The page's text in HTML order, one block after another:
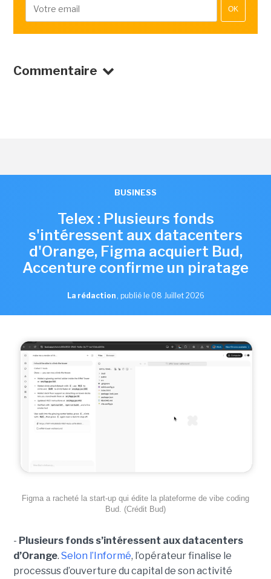
OK
Commentaire
BUSINESS
Telex : Plusieurs fonds
s'intéressent aux datacenters
d'Orange, Figma acquiert Bud,
Accenture confirme un piratage
La rédaction , publié le 08 Juillet 2026
Figma a racheté la start-up qui édite la plateforme de vibe coding
Bud. (Crédit Bud)
- Plusieurs fonds s’intéressent aux datacenters
d’Orange. Selon l’Informé, l’opérateur finalise le
processus d’ouverture du capital de son activité